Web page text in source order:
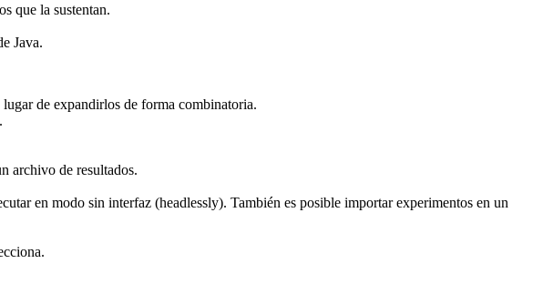
que la sustentan.
Java.
de expandirlos de forma combinatoria.
archivo de resultados.
en modo sin interfaz (headlessly). También es posible importar experimentos en un